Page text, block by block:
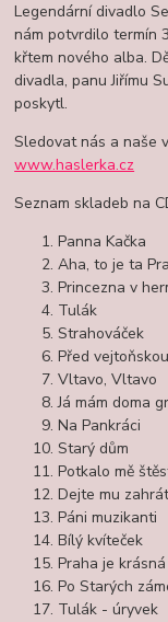
Legendární divadlo
nám potvrdilo termín
křtem nového alba.
divadla, panu Jiřímu
poskytl.
Sledovat nás a naše
www.haslerka.cz
Seznam skladeb na
Panna Kačka
Aha, to je ta
Princezna v
Tulák
Strahováček
Před
Vltavo, Vltavo
Já mám doma
Na Pankráci
Starý dům
Potkalo mě
Dejte mu
Páni muzikanti
Bílý kvíteček
Praha je krásná
Po Starých
Tulák - úryvek